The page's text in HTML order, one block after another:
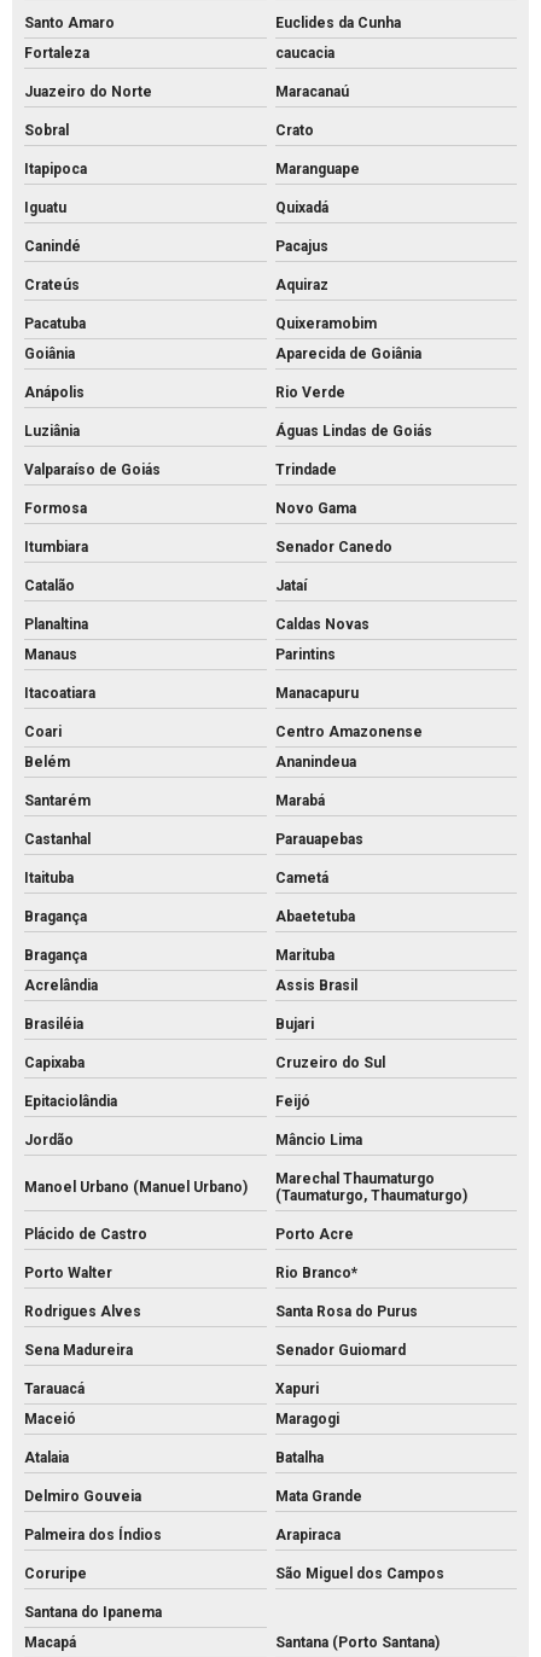
Santo Amaro
Euclides da Cunha
Fortaleza
caucacia
Juazeiro do Norte Maracanaú
Sobral Crato
Itapipoca Maranguape
Iguatu Quixadá
Canindé Pacajus
Crateús Aquiraz
Pacatuba
Quixeramobim
Goiânia
Aparecida de Goiânia
Anápolis Rio Verde
Luziânia Águas Lindas de Goiás
Valparaíso de Goiás Trindade
Formosa Novo Gama
Itumbiara Senador Canedo
Catalão Jataí
Planaltina
Caldas Novas
Manaus
Parintins
Itacoatiara Manacapuru
Coari
Centro Amazonense
Belém
Ananindeua
Santarém Marabá
Castanhal Parauapebas
Itaituba Cametá
Bragança Abaetetuba
Bragança
Marituba
Acrelândia
Assis Brasil
Brasiléia Bujari
Capixaba Cruzeiro do Sul
Epitaciolândia Feijó
Jordão Mâncio Lima
Manoel Urbano (Manuel Urbano)
Marechal Thaumaturgo
(Taumaturgo, Thaumaturgo)
Plácido de Castro Porto Acre
Porto Walter Rio Branco*
Rodrigues Alves Santa Rosa do Purus
Sena Madureira Senador Guiomard
Tarauacá
Xapuri
Maceió
Maragogi
Atalaia Batalha
Delmiro Gouveia Mata Grande
Palmeira dos Índios Arapiraca
Coruripe São Miguel dos Campos
Santana do Ipanema
Macapá
Santana (Porto Santana)